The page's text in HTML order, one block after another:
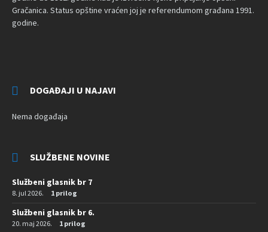
Gračanica. Status opštine vraćen joj je referendumom građana 1991.
godine.
DOGAĐAJI U NAJAVI
Nema događaja
SLUŽBENE NOVINE
Službeni glasnik br 7
8. jul 2026. 1 prilog
Službeni glasnik br 6.
20. maj 2026. 1 prilog